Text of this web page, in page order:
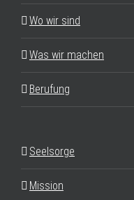
Wo wir sind
Was wir machen
Berufung
Seelsorge
Mission